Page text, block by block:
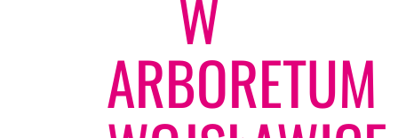
W
ARBORETUM